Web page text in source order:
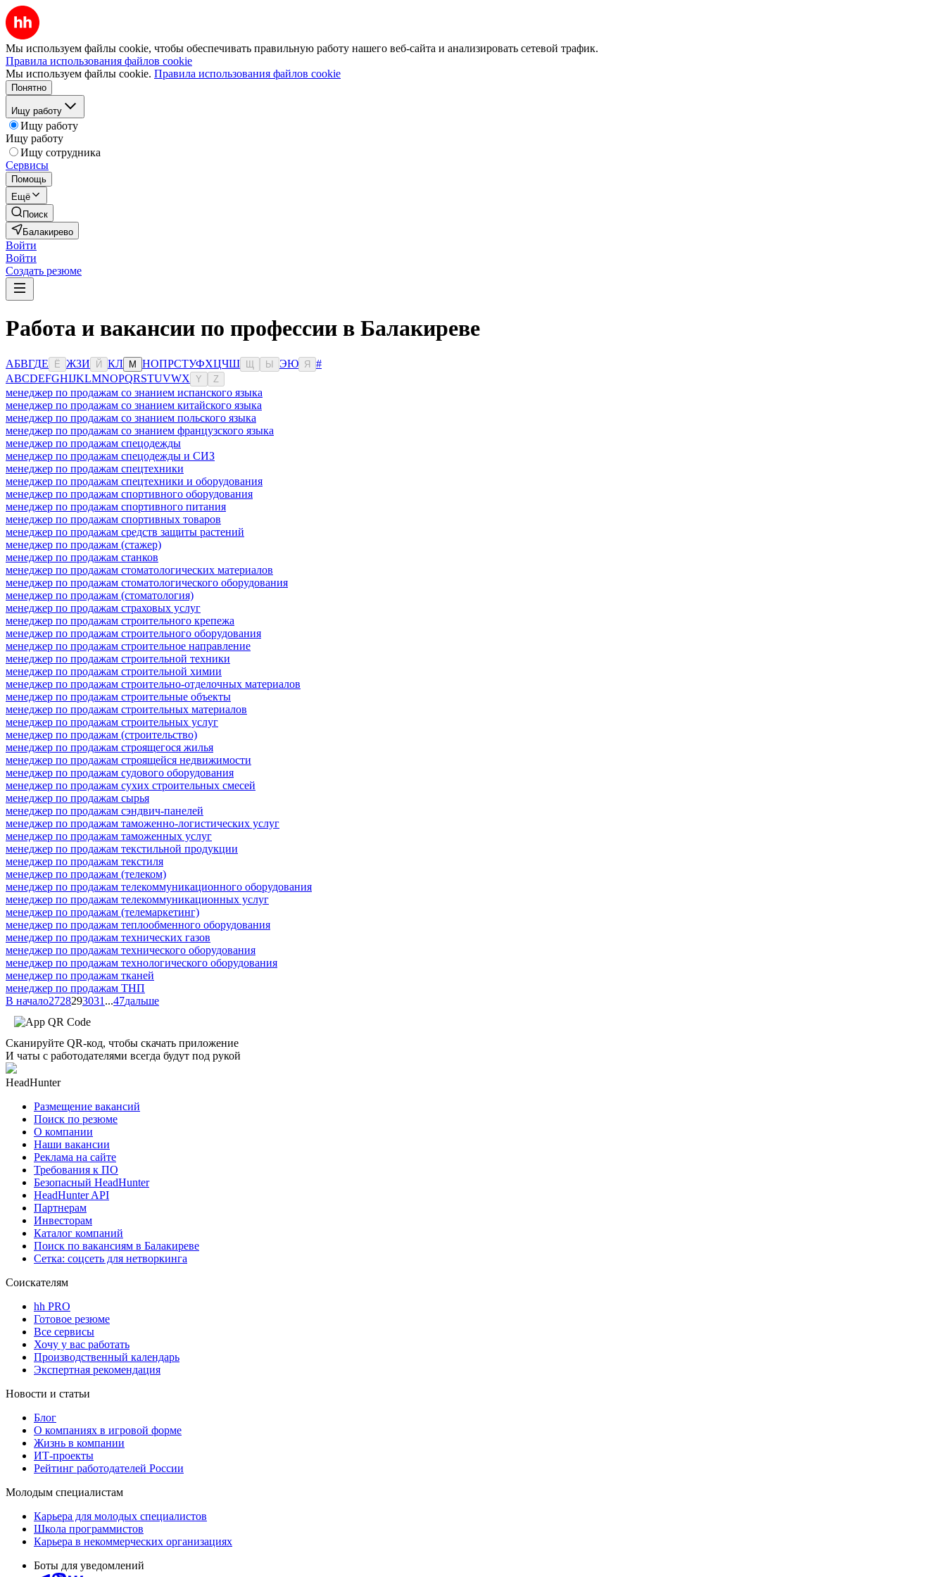
Мы используем файлы cookie, чтобы обеспечивать правильную работу нашего веб-сайта и анализировать сетевой трафик.
Правила использования файлов cookie
Мы используем файлы cookie. Правила использования файлов cookie
Понятно
Ищу работу
Ищу работу
Ищу работу
Ищу сотрудника
Сервисы
Помощь
Ещё
Поиск
Балакирево
Войти
Войти
Создать резюме
Работа и вакансии по профессии в Балакиреве
АБВГДЕ Ё ЖЗИ Й КЛ М НОПРСТУФХЦЧШ Ы ЭЮ Я
#
ABCDEFGHIJKLMNOPQRSTUVWX Y Z
менеджер по продажам со знанием испанского языка
менеджер по продажам со знанием китайского языка
менеджер по продажам со знанием польского языка
менеджер по продажам со знанием французского языка
менеджер по продажам спецодежды
менеджер по продажам спецодежды и СИЗ
менеджер по продажам спецтехники
менеджер по продажам спецтехники и оборудования
менеджер по продажам спортивного оборудования
менеджер по продажам спортивного питания
менеджер по продажам спортивных товаров
менеджер по продажам средств защиты растений
менеджер по продажам (стажер)
менеджер по продажам станков
менеджер по продажам стоматологических материалов
менеджер по продажам стоматологического оборудования
менеджер по продажам (стоматология)
менеджер по продажам страховых услуг
менеджер по продажам строительного крепежа
менеджер по продажам строительного оборудования
менеджер по продажам строительное направление
менеджер по продажам строительной техники
менеджер по продажам строительной химии
менеджер по продажам строительно-отделочных материалов
менеджер по продажам строительные объекты
менеджер по продажам строительных материалов
менеджер по продажам строительных услуг
менеджер по продажам (строительство)
менеджер по продажам строящегося жилья
менеджер по продажам строящейся недвижимости
менеджер по продажам судового оборудования
менеджер по продажам сухих строительных смесей
менеджер по продажам сырья
менеджер по продажам сэндвич-панелей
менеджер по продажам таможенно-логистических услуг
менеджер по продажам таможенных услуг
менеджер по продажам текстильной продукции
менеджер по продажам текстиля
менеджер по продажам (телеком)
менеджер по продажам телекоммуникационного оборудования
менеджер по продажам телекоммуникационных услуг
менеджер по продажам (телемаркетинг)
менеджер по продажам теплообменного оборудования
менеджер по продажам технических газов
менеджер по продажам технического оборудования
менеджер по продажам технологического оборудования
менеджер по продажам тканей
менеджер по продажам ТНП
В начало2728293031 ...47дальше
Сканируйте QR-код, чтобы скачать приложение
И чаты с работодателями всегда будут под рукой
HeadHunter
Размещение вакансий
Поиск по резюме
О компании
Наши вакансии
Реклама на сайте
Требования к ПО
Безопасный HeadHunter
HeadHunter API
Партнерам
Инвесторам
Каталог компаний
Поиск по вакансиям в Балакиреве
Сетка: соцсеть для нетворкинга
Соискателям
hh PRO
Готовое резюме
Все сервисы
Хочу у вас работать
Производственный календарь
Экспертная рекомендация
Новости и статьи
Блог
О компаниях в игровой форме
Жизнь в компании
ИТ-проекты
Рейтинг работодателей России
Молодым специалистам
Карьера для молодых специалистов
Школа программистов
Карьера в некоммерческих организациях
Боты для уведомлений